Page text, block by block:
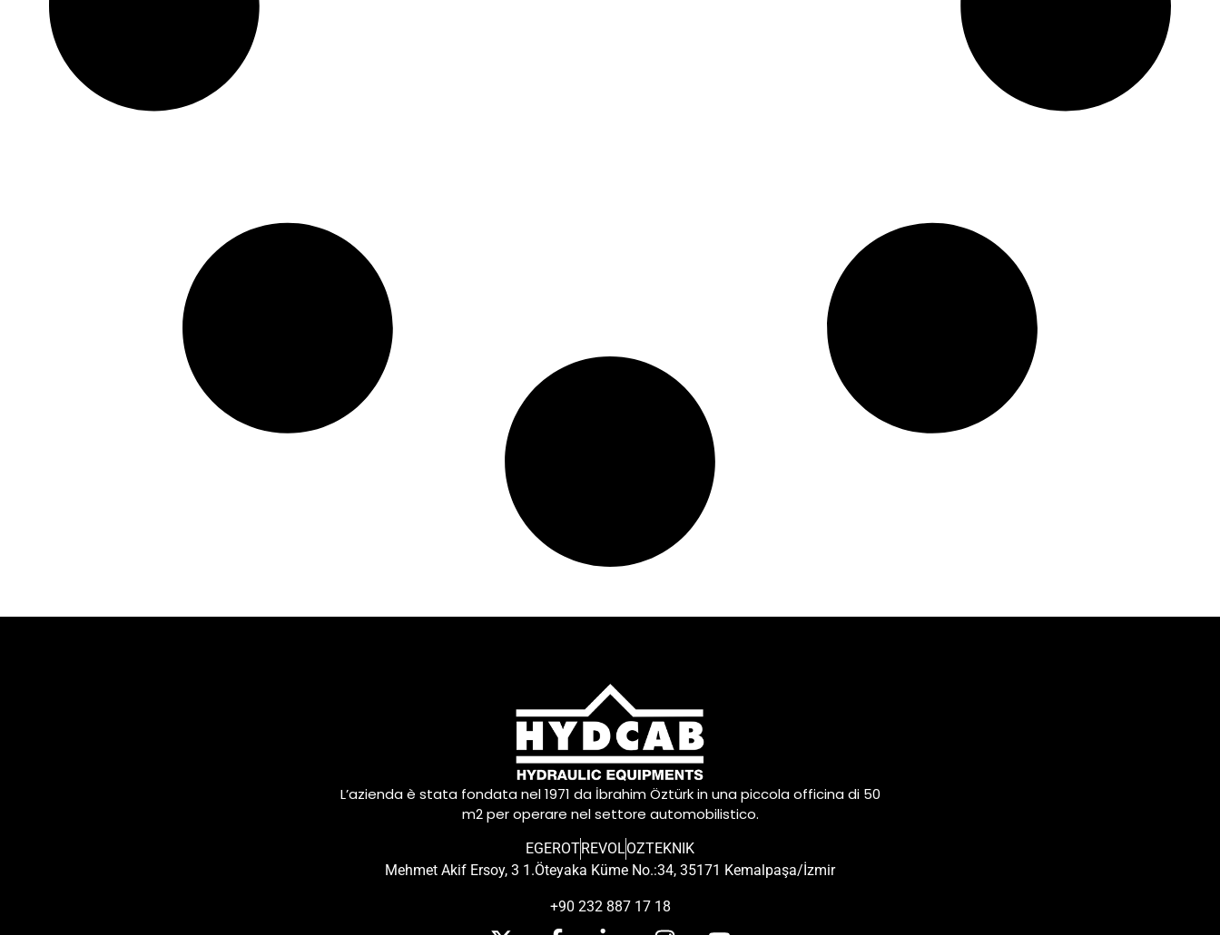
L’azienda è stata fondata nel 1971 da İbrahim Öztürk in una piccola officina di 50
m2 per operare nel settore automobilistico.
EGEROTREVOLOZTEKNIK
Mehmet Akif Ersoy, 3 1.Öteyaka Küme No.:34, 35171 Kemalpaşa/İzmir
+90 232 887 17 18